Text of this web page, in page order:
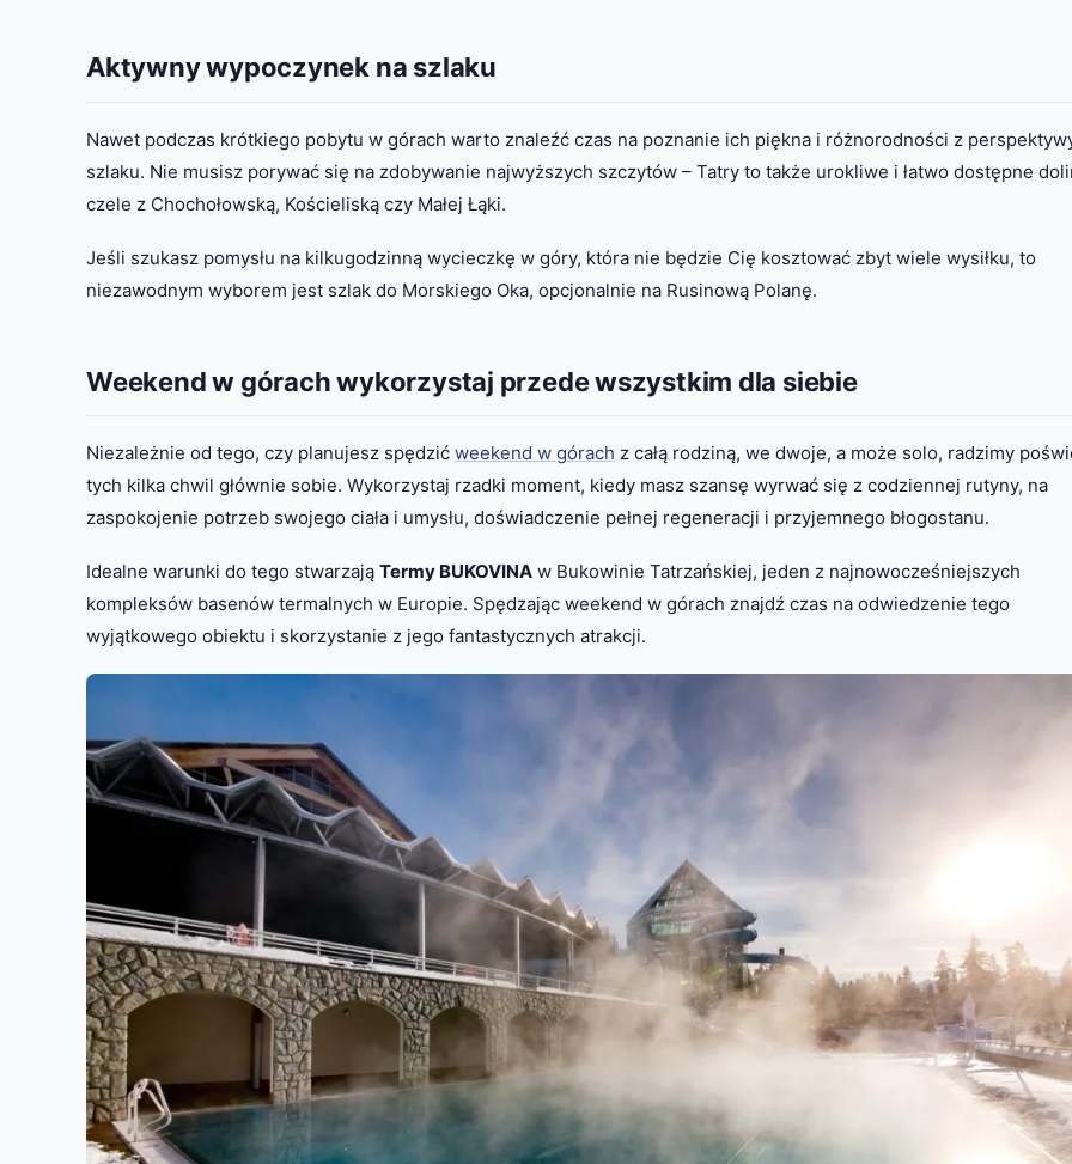
Aktywny wypoczynek na szlaku
Nawet podczas krótkiego pobytu w górach warto znaleźć czas na poznanie ich piękna i różnorodności z
szlaku. Nie musisz porywać się na zdobywanie najwyższych szczytów – Tatry to także urokliwe i łatwo dostępne
czele z Chochołowską, Kościeliską czy Małej Łąki.
Jeśli szukasz pomysłu na kilkugodzinną wycieczkę w góry, która nie będzie Cię kosztować zbyt wiele wysiłku, to
niezawodnym wyborem jest szlak do Morskiego Oka, opcjonalnie na Rusinową Polanę.
Weekend w górach wykorzystaj przede wszystkim dla siebie
Niezależnie od tego, czy planujesz spędzić weekend w górach z całą rodziną, we dwoje, a może solo, radzimy
tych kilka chwil głównie sobie. Wykorzystaj rzadki moment, kiedy masz szansę wyrwać się z codziennej rutyny, na
zaspokojenie potrzeb swojego ciała i umysłu, doświadczenie pełnej regeneracji i przyjemnego błogostanu.
Idealne warunki do tego stwarzają Termy BUKOVINA w Bukowinie Tatrzańskiej, jeden z najnowocześniejszych
kompleksów basenów termalnych w Europie. Spędzając weekend w górach znajdź czas na odwiedzenie tego
wyjątkowego obiektu i skorzystanie z jego fantastycznych atrakcji.